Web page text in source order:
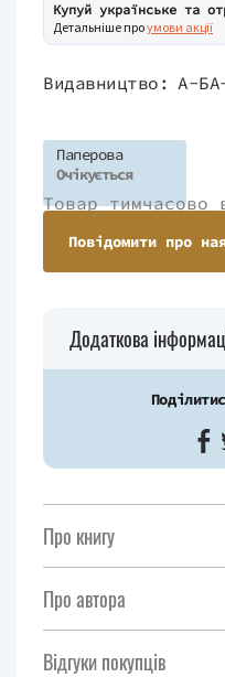
Купуй українське та
Детальніше проумови акції
Видавництво: А-
Паперова
Очікується
Товар тимчасово
Повідомити про
Додаткова
Про книгу
Про автора
Відгуки покупців